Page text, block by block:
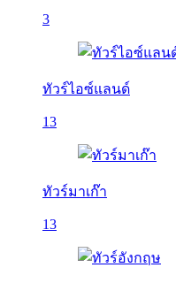
3
ทัวร์ไอซ์แลนด์
13
ทัวร์มาเก๊า
13